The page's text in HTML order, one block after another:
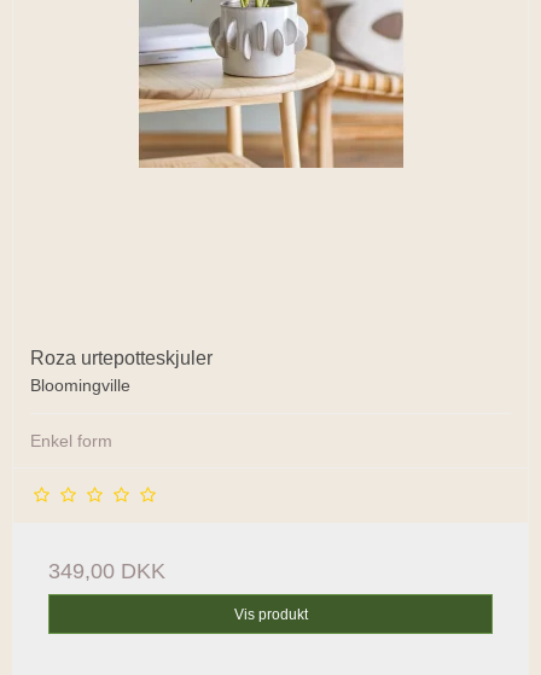
Roza urtepotteskjuler
Bloomingville
Enkel form
349,00 DKK
Vis produkt